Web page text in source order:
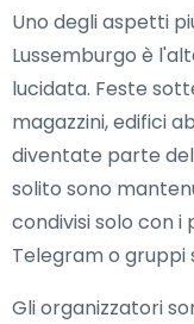
Uno degli aspetti
Lussemburgo è
lucidata. Feste
magazzini, edifici
diventate parte
solito sono
condivisi solo con
Telegram o gruppi
Gli organizzatori